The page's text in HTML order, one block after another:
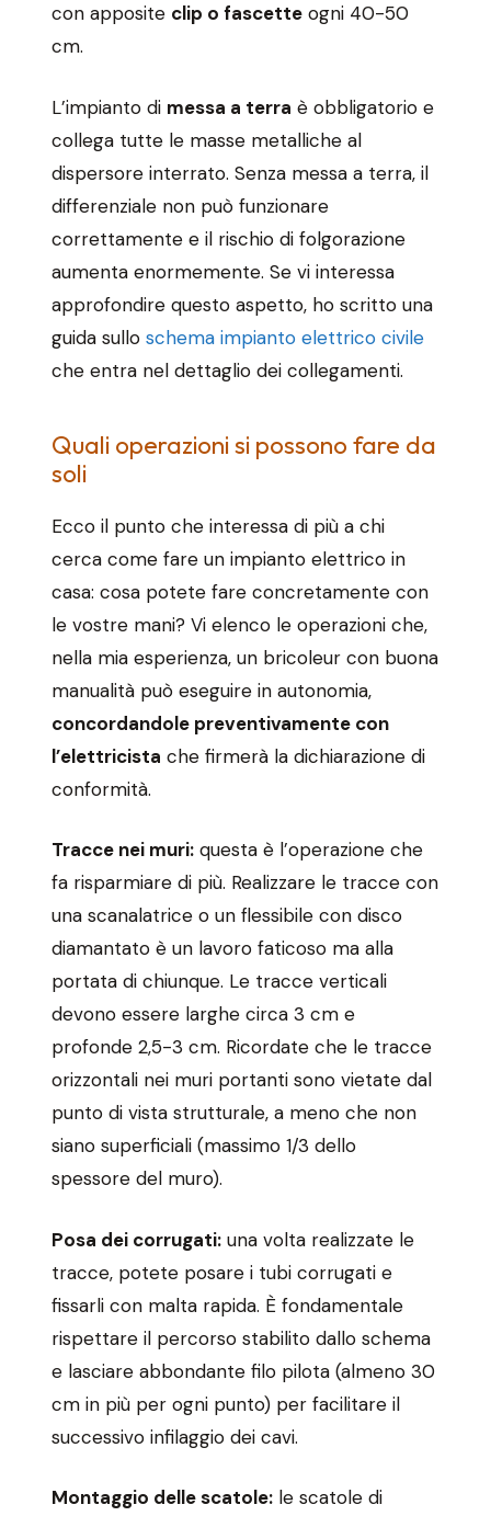
con apposite clip o fascette ogni 40-50
cm.
L’impianto di messa a terra è obbligatorio e
collega tutte le masse metalliche al
dispersore interrato. Senza messa a terra, il
differenziale non può funzionare
correttamente e il rischio di folgorazione
aumenta enormemente. Se vi interessa
approfondire questo aspetto, ho scritto una
guida sullo schema impianto elettrico civile
che entra nel dettaglio dei collegamenti.
Quali operazioni si possono fare da
soli
Ecco il punto che interessa di più a chi
cerca come fare un impianto elettrico in
casa: cosa potete fare concretamente con
le vostre mani? Vi elenco le operazioni che,
nella mia esperienza, un bricoleur con buona
manualità può eseguire in autonomia,
concordandole preventivamente con
l’elettricista che firmerà la dichiarazione di
conformità.
Tracce nei muri: questa è l’operazione che
fa risparmiare di più. Realizzare le tracce con
una scanalatrice o un flessibile con disco
diamantato è un lavoro faticoso ma alla
portata di chiunque. Le tracce verticali
devono essere larghe circa 3 cm e
profonde 2,5-3 cm. Ricordate che le tracce
orizzontali nei muri portanti sono vietate dal
punto di vista strutturale, a meno che non
siano superficiali (massimo 1/3 dello
spessore del muro).
Posa dei corrugati: una volta realizzate le
tracce, potete posare i tubi corrugati e
fissarli con malta rapida. È fondamentale
rispettare il percorso stabilito dallo schema
e lasciare abbondante filo pilota (almeno 30
cm in più per ogni punto) per facilitare il
successivo infilaggio dei cavi.
Montaggio delle scatole: le scatole di